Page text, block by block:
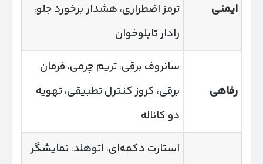
ایمنی
ترمز اضطراری، هشدار برخورد جلو،
رادار تابلوخوان
رفاهی
سانروف برقی، تریم چرمی، فرمان
برقی، کروز کنترل تطبیقی، تهویه
دو کاناله
استارت دکمه‌ای، اتوهلد، نمایشگر